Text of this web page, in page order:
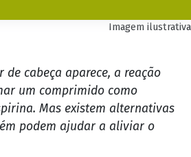
Imagem ilustrativa
de cabeça aparece, a reação
um comprimido como
Mas existem alternativas
podem ajudar a aliviar o